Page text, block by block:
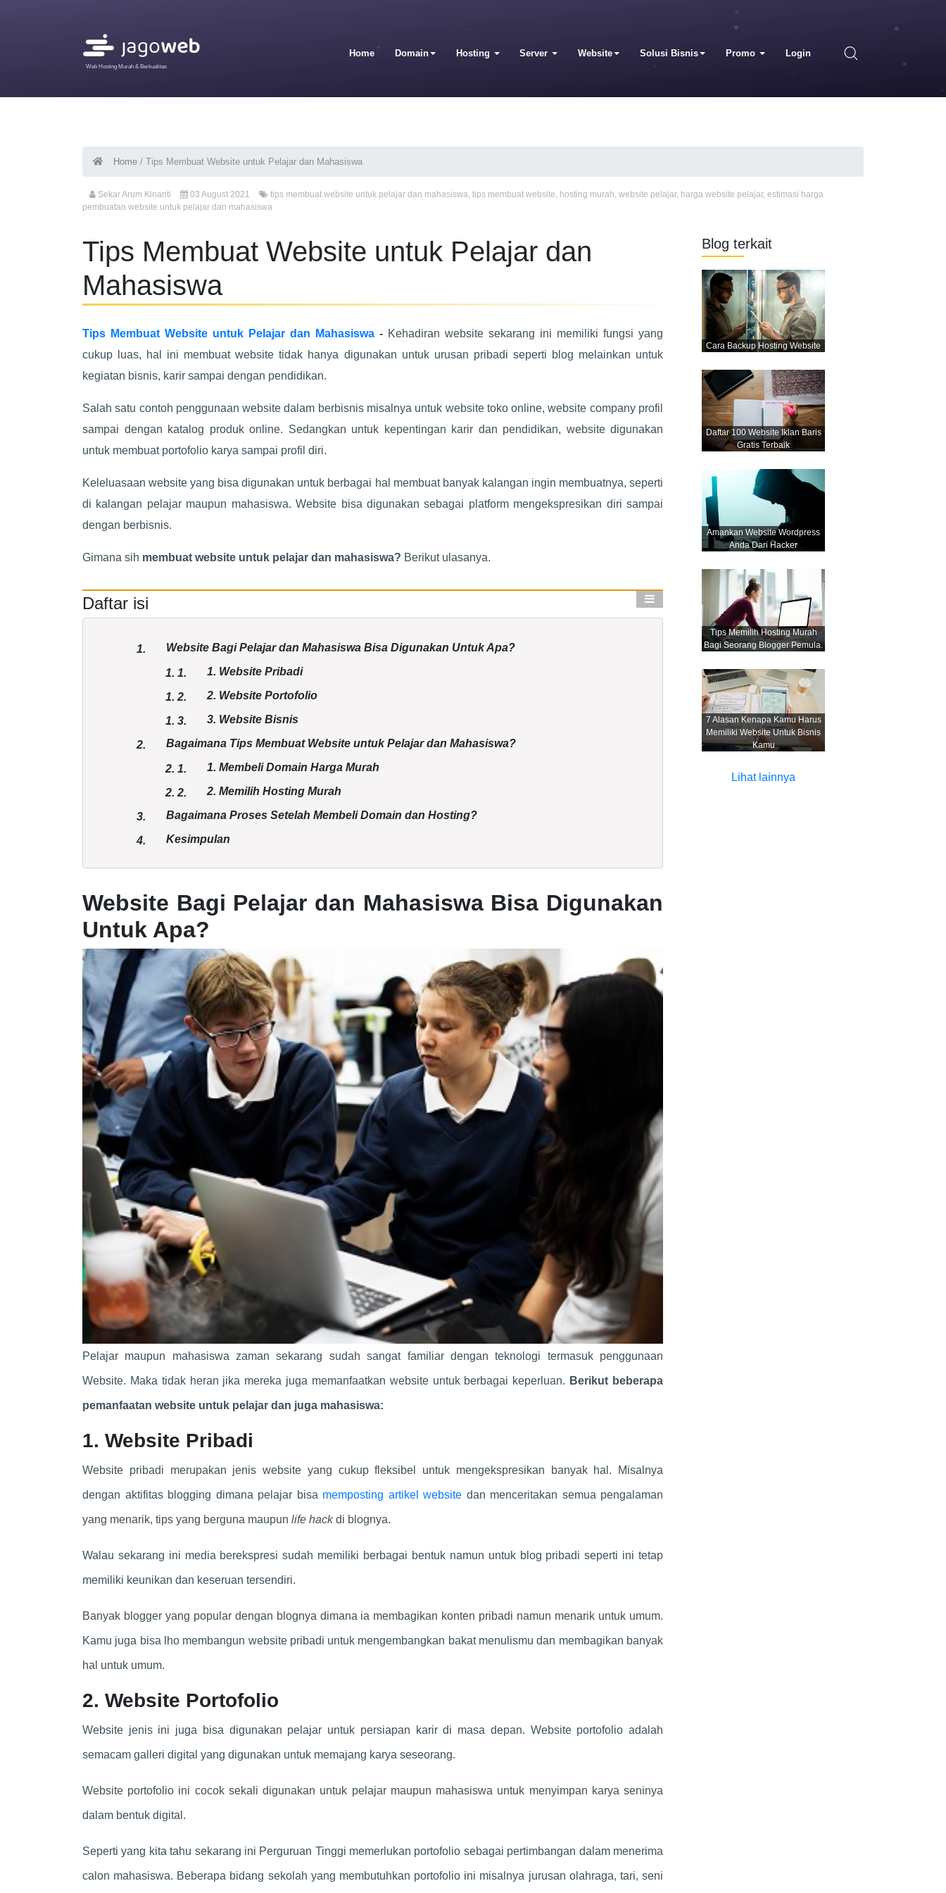
Web Hosting Murah & Berkualitas
Home Domain Hosting Server Website Solusi Bisnis Promo Login
Home / Tips Membuat Website untuk Pelajar dan Mahasiswa
Sekar Arum Kinanti 03 August 2021 tips membuat website untuk pelajar dan mahasiswa, tips membuat website, hosting murah, website pelajar, harga website pelajar, estimasi harga
pembuatan website untuk pelajar dan mahasiswa
Tips Membuat Website untuk Pelajar dan
Mahasiswa
Tips Membuat Website untuk Pelajar dan Mahasiswa - Kehadiran website sekarang ini memiliki fungsi yang
cukup luas, hal ini membuat website tidak hanya digunakan untuk urusan pribadi seperti blog melainkan untuk
kegiatan bisnis, karir sampai dengan pendidikan.
Salah satu contoh penggunaan website dalam berbisnis misalnya untuk website toko online, website company profil
sampai dengan katalog produk online. Sedangkan untuk kepentingan karir dan pendidikan, website digunakan
untuk membuat portofolio karya sampai profil diri.
Keleluasaan website yang bisa digunakan untuk berbagai hal membuat banyak kalangan ingin membuatnya, seperti
di kalangan pelajar maupun mahasiswa. Website bisa digunakan sebagai platform mengekspresikan diri sampai
dengan berbisnis.
Gimana sih membuat website untuk pelajar dan mahasiswa? Berikut ulasanya.
Daftar isi
1. Website Bagi Pelajar dan Mahasiswa Bisa Digunakan Untuk Apa?
1. 1. 1. Website Pribadi
1. 2. 2. Website Portofolio
1. 3. 3. Website Bisnis
2. Bagaimana Tips Membuat Website untuk Pelajar dan Mahasiswa?
2. 1. 1. Membeli Domain Harga Murah
2. 2. 2. Memilih Hosting Murah
3. Bagaimana Proses Setelah Membeli Domain dan Hosting?
4. Kesimpulan
Website Bagi Pelajar dan Mahasiswa Bisa Digunakan
Untuk Apa?
Pelajar maupun mahasiswa zaman sekarang sudah sangat familiar dengan teknologi termasuk penggunaan
Website. Maka tidak heran jika mereka juga memanfaatkan website untuk berbagai keperluan. Berikut beberapa
pemanfaatan website untuk pelajar dan juga mahasiswa:
1. Website Pribadi
Website pribadi merupakan jenis website yang cukup fleksibel untuk mengekspresikan banyak hal. Misalnya
dengan aktifitas blogging dimana pelajar bisa memposting artikel website dan menceritakan semua pengalaman
yang menarik, tips yang berguna maupun life hackdi blognya.
Walau sekarang ini media berekspresi sudah memiliki berbagai bentuk namun untuk blog pribadi seperti ini tetap
memiliki keunikan dan keseruan tersendiri.
Banyak blogger yang popular dengan blognya dimana ia membagikan konten pribadi namun menarik untuk umum.
Kamu juga bisa lho membangun website pribadi untuk mengembangkan bakat menulismu dan membagikan banyak
hal untuk umum.
2. Website Portofolio
Website jenis ini juga bisa digunakan pelajar untuk persiapan karir di masa depan. Website portofolio adalah
semacam galleri digital yang digunakan untuk memajang karya seseorang.
Website portofolio ini cocok sekali digunakan untuk pelajar maupun mahasiswa untuk menyimpan karya seninya
dalam bentuk digital.
Seperti yang kita tahu sekarang ini Perguruan Tinggi memerlukan portofolio sebagai pertimbangan dalam menerima
calon mahasiswa. Beberapa bidang sekolah yang membutuhkan portofolio ini misalnya jurusan olahraga, tari, seni
Blog terkait
Cara Backup Hosting Website
Daftar 100 Website Iklan Baris
Gratis Terbaik
Amankan Website Wordpress
Anda Dari Hacker
Tips Memilih Hosting Murah
Bagi Seorang Blogger Pemula.
7 Alasan Kenapa Kamu Harus
Memiliki Website Untuk Bisnis
Kamu
Lihat lainnya